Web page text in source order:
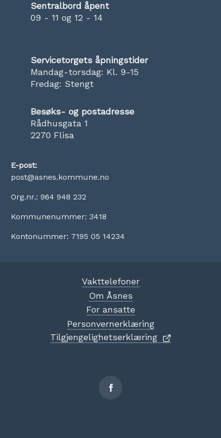
Sentralbord åpent
09 - 11 og 12 - 14
Servicetorgets åpningstider
Mandag-torsdag: Kl. 9-15
Fredag: Stengt
Besøks- og postadresse
Rådhusgata 1
2270 Flisa
E-post:
post@asnes.kommune.no
Org.nr.: 964 948 232
Kommunenummer: 3418
Kontonummer: 7195 05 14234
Vakttelefoner
Om Åsnes
For ansatte
Personvernerklæring
Tilgjengelighetserklæring